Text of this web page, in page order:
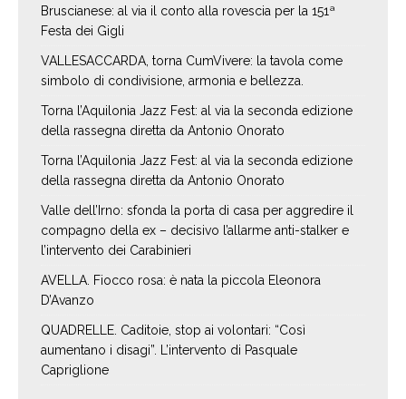
Bruscianese: al via il conto alla rovescia per la 151ª
Festa dei Gigli
VALLESACCARDA, torna CumVivere: la tavola come
simbolo di condivisione, armonia e bellezza.
Torna l’Aquilonia Jazz Fest: al via la seconda edizione
della rassegna diretta da Antonio Onorato
Torna l’Aquilonia Jazz Fest: al via la seconda edizione
della rassegna diretta da Antonio Onorato
Valle dell’Irno: sfonda la porta di casa per aggredire il
compagno della ex – decisivo l’allarme anti-stalker e
l’intervento dei Carabinieri
AVELLA. Fiocco rosa: è nata la piccola Eleonora
D’Avanzo
QUADRELLE. Caditoie, stop ai volontari: “Così
aumentano i disagi”. L’intervento di Pasquale
Capriglione